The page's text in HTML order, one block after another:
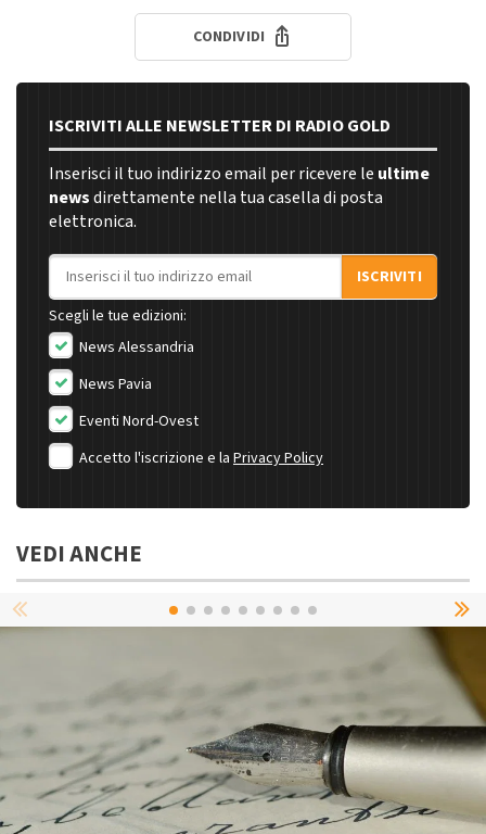
CONDIVIDI
ISCRIVITI ALLE NEWSLETTER DI RADIO GOLD
Inserisci il tuo indirizzo email per ricevere le ultime
newsdirettamente nella tua casella di posta
elettronica.
Indirizzo email
ISCRIVITI
Scegli le tue edizioni:
News Alessandria
News Pavia
Eventi Nord-Ovest
Accetto l'iscrizione e la Privacy Policy
VEDI ANCHE